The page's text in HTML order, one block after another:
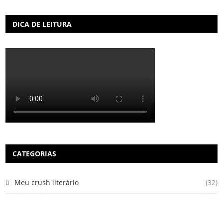
DICA DE LEITURA
CATEGORIAS
Meu crush literário (32)